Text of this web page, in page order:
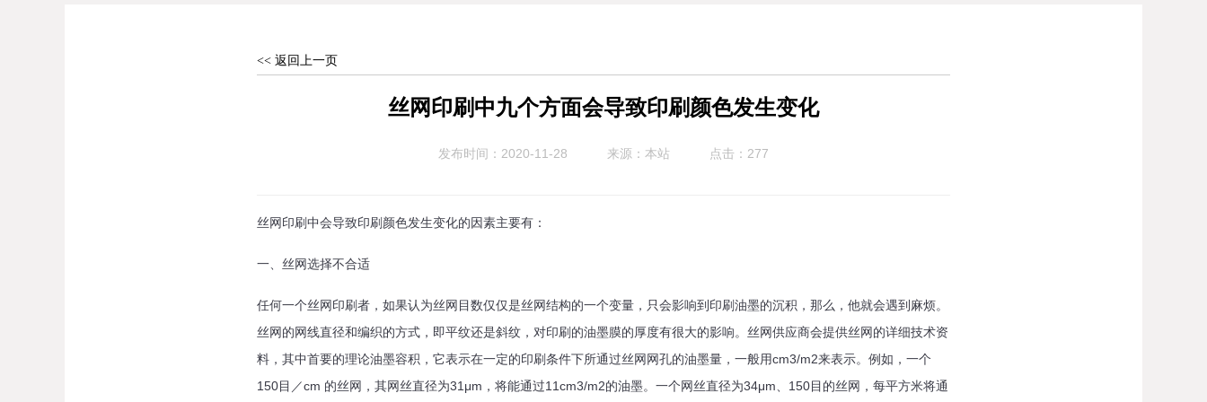
<< 返回上一页
丝网印刷中九个方面会导致印刷颜色发生变化
发布时间：2020-11-28 来源：本站 点击：277
丝网印刷中会导致印刷颜色发生变化的因素主要有：
一、丝网选择不合适
任何一个丝网印刷者，如果认为丝网目数仅仅是丝网结构的一个变量，只会影响到印刷油墨的沉积，那么，他就会遇到麻烦。
丝网的网线直径和编织的方式，即平纹还是斜纹，对印刷的油墨膜的厚度有很大的影响。丝网供应商会提供丝网的详细技术资
料，其中首要的理论油墨容积，它表示在一定的印刷条件下所通过丝网网孔的油墨量，一般用cm3/m2来表示。例如，一个
150目／cm 的丝网，其网丝直径为31μm，将能通过11cm3/m2的油墨。一个网丝直径为34μm、150目的丝网，每平方米将通